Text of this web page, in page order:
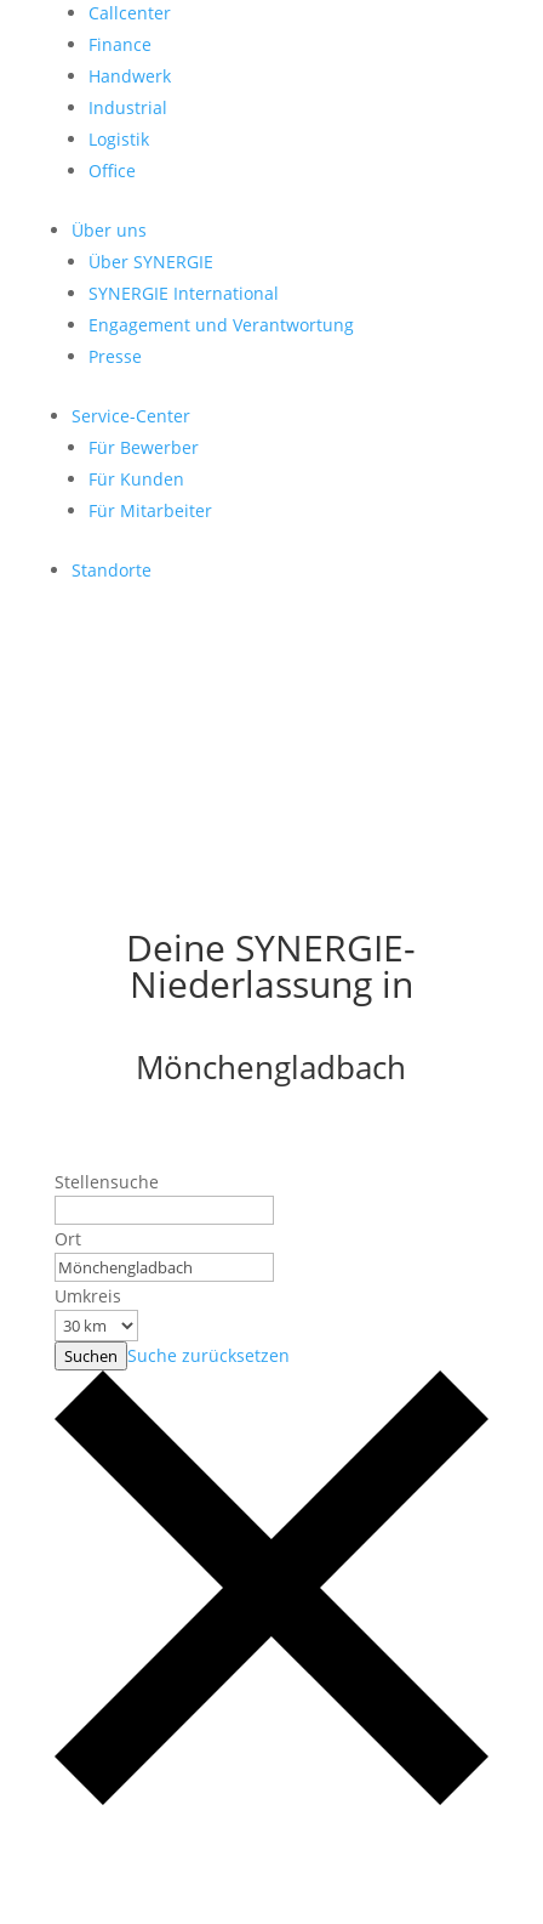
Callcenter
Finance
Handwerk
Industrial
Logistik
Office
Über uns
Über SYNERGIE
SYNERGIE International
Engage­ment und Verantwor­tung
Presse
Service-Center
Für Bewerber
Für Kunden
Für Mitarbeiter
Standorte
Deine SYNERGIE-
Niederlassung in
Mönchengladbach
Stellensuche
Ort
Umkreis
Suchen Suche zurücksetzen